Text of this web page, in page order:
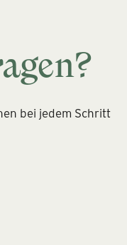
bei jedem Schritt